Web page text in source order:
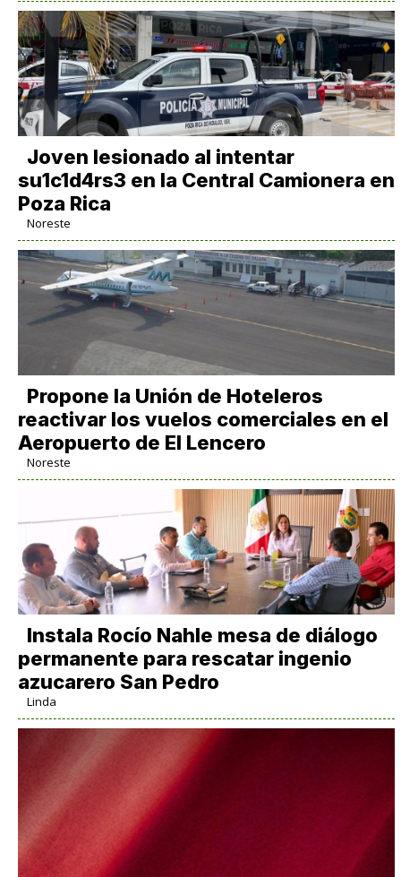
Joven lesionado al intentar
su1c1d4rs3 en la Central Camionera en
Poza Rica
Noreste
Propone la Unión de Hoteleros
reactivar los vuelos comerciales en el
Aeropuerto de El Lencero
Noreste
Instala Rocío Nahle mesa de diálogo
permanente para rescatar ingenio
azucarero San Pedro
Linda